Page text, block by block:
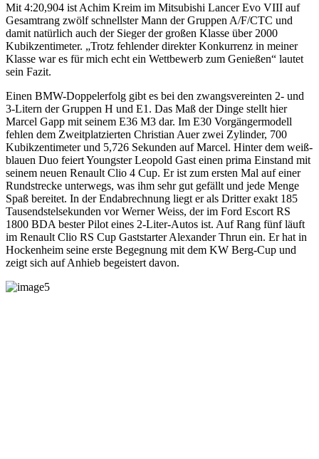
Mit 4:20,904 ist Achim Kreim im Mitsubishi Lancer Evo VIII auf
Gesamtrang zwölf schnellster Mann der Gruppen A/F/CTC und
damit natürlich auch der Sieger der großen Klasse über 2000
Kubikzentimeter. „Trotz fehlender direkter Konkurrenz in meiner
Klasse war es für mich echt ein Wettbewerb zum Genießen“ lautet
sein Fazit.
Einen BMW-Doppelerfolg gibt es bei den zwangsvereinten 2- und
3-Litern der Gruppen H und E1. Das Maß der Dinge stellt hier
Marcel Gapp mit seinem E36 M3 dar. Im E30 Vorgängermodell
fehlen dem Zweitplatzierten Christian Auer zwei Zylinder, 700
Kubikzentimeter und 5,726 Sekunden auf Marcel. Hinter dem weiß-
blauen Duo feiert Youngster Leopold Gast einen prima Einstand mit
seinem neuen Renault Clio 4 Cup. Er ist zum ersten Mal auf einer
Rundstrecke unterwegs, was ihm sehr gut gefällt und jede Menge
Spaß bereitet. In der Endabrechnung liegt er als Dritter exakt 185
Tausendstelsekunden vor Werner Weiss, der im Ford Escort RS
1800 BDA bester Pilot eines 2-Liter-Autos ist. Auf Rang fünf läuft
im Renault Clio RS Cup Gaststarter Alexander Thrun ein. Er hat in
Hockenheim seine erste Begegnung mit dem KW Berg-Cup und
zeigt sich auf Anhieb begeistert davon.